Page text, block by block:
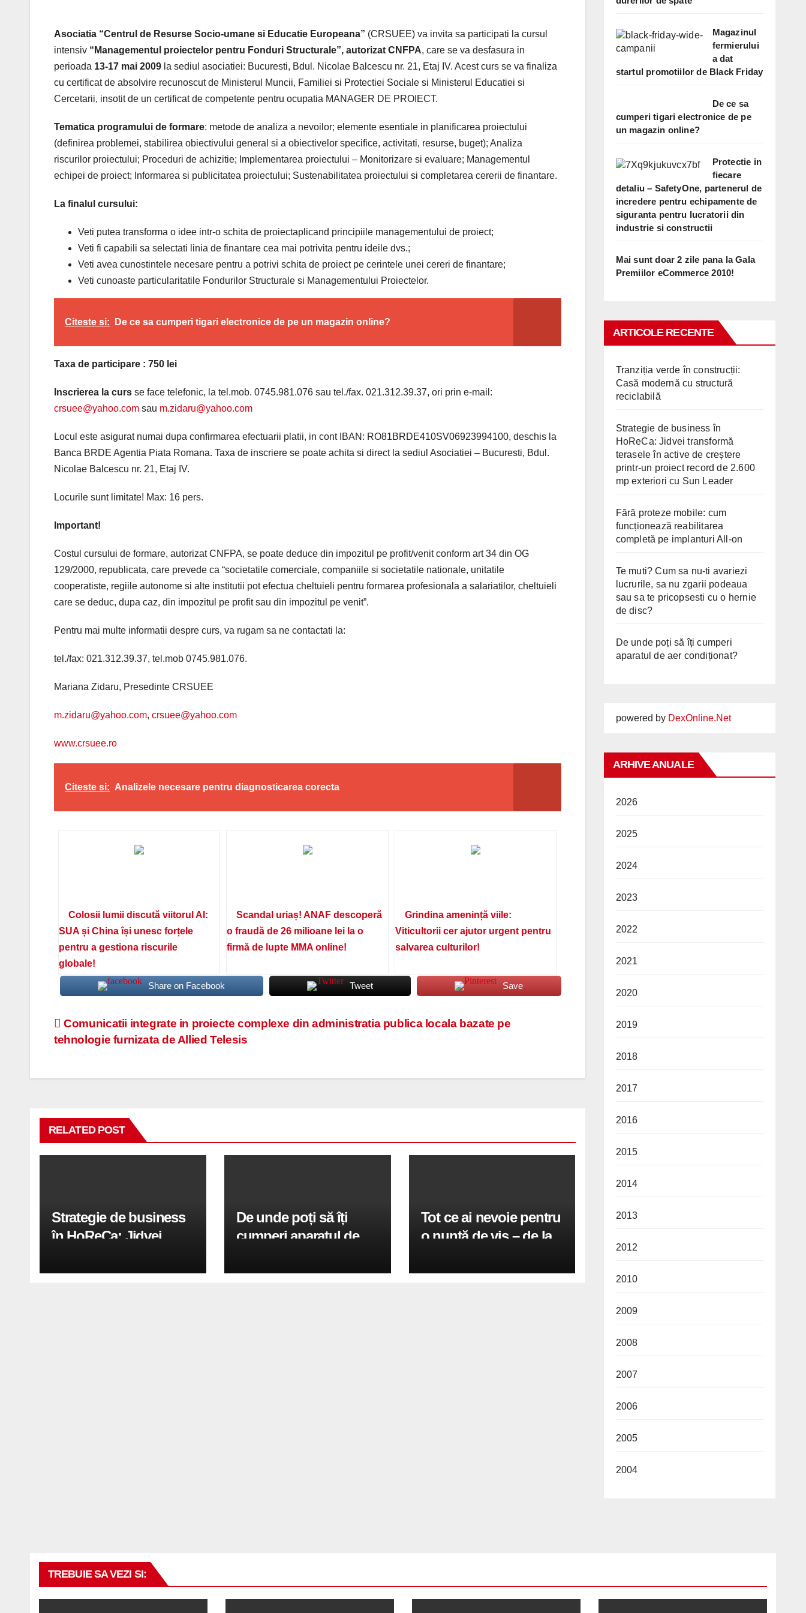
Asociatia “Centrul de Resurse Socio-umane si Educatie Europeana” (CRSUEE) va invita sa participati la cursul
intensiv “Managementul proiectelor pentru Fonduri Structurale”, autorizat CNFPA, care se va desfasura in
perioada 13-17 mai 2009 la sediul asociatiei: Bucuresti, Bdul. Nicolae Balcescu nr. 21, Etaj IV. Acest curs se va finaliza
cu certificat de absolvire recunoscut de Ministerul Muncii, Familiei si Protectiei Sociale si Ministerul Educatiei si
Cercetarii, insotit de un certificat de competente pentru ocupatia MANAGER DE PROIECT.
Tematica programului de formare: metode de analiza a nevoilor; elemente esentiale in planificarea proiectului
(definirea problemei, stabilirea obiectivului general si a obiectivelor specifice, activitati, resurse, buget); Analiza
riscurilor proiectului; Proceduri de achizitie; Implementarea proiectului – Monitorizare si evaluare; Managementul
echipei de proiect; Informarea si publicitatea proiectului; Sustenabilitatea proiectului si completarea cererii de finantare.
La finalul cursului:
Veti putea transforma o idee intr-o schita de proiectaplicand principiile managementului de proiect;
Veti fi capabili sa selectati linia de finantare cea mai potrivita pentru ideile dvs.;
Veti avea cunostintele necesare pentru a potrivi schita de proiect pe cerintele unei cereri de finantare;
Veti cunoaste particularitatile Fondurilor Structurale si Managementului Proiectelor.
Citeste si: De ce sa cumperi tigari electronice de pe un magazin online?
Taxa de participare : 750 lei
Inscrierea la curs se face telefonic, la tel.mob. 0745.981.076 sau tel./fax. 021.312.39.37, ori prin e-mail:
crsuee@yahoo.com sau m.zidaru@yahoo.com
Locul este asigurat numai dupa confirmarea efectuarii platii, in cont IBAN: RO81BRDE410SV06923994100, deschis la
Banca BRDE Agentia Piata Romana. Taxa de inscriere se poate achita si direct la sediul Asociatiei – Bucuresti, Bdul.
Nicolae Balcescu nr. 21, Etaj IV.
Locurile sunt limitate! Max: 16 pers.
Important!
Costul cursului de formare, autorizat CNFPA, se poate deduce din impozitul pe profit/venit conform art 34 din OG
129/2000, republicata, care prevede ca “societatile comerciale, companiile si societatile nationale, unitatile
cooperatiste, regiile autonome si alte institutii pot efectua cheltuieli pentru formarea profesionala a salariatilor, cheltuieli
care se deduc, dupa caz, din impozitul pe profit sau din impozitul pe venit”.
Pentru mai multe informatii despre curs, va rugam sa ne contactati la:
tel./fax: 021.312.39.37, tel.mob 0745.981.076.
Mariana Zidaru, Presedinte CRSUEE
m.zidaru@yahoo.com, crsuee@yahoo.com
www.crsuee.ro
Citeste si: Analizele necesare pentru diagnosticarea corecta
Colosii lumii discută viitorul AI:
SUA și China își unesc forțele
pentru a gestiona riscurile
globale!
Scandal uriaș! ANAF descoperă
o fraudă de 26 milioane lei la o
firmă de lupte MMA online!
Grindina amenință viile:
Viticultorii cer ajutor urgent pentru
salvarea culturilor!
Share on Facebook Tweet Save
Navigare
articole
Comunicatii integrate in proiecte complexe din administratia publica locala bazate pe
tehnologie furnizata de Allied Telesis
RELATED POST
Strategie de business
în HoReCa: Jidvei
active de creștere
De unde poți să îți
cumperi aparatul de
Tot ce ai nevoie pentru
o nuntă de vis – de la
video perfecte
Magazinul
fermierului
a dat
startul promotiilor de Black Friday
De ce sa
cumperi tigari electronice de pe
un magazin online?
Protectie in
fiecare
detaliu – SafetyOne, partenerul de
incredere pentru echipamente de
siguranta pentru lucratorii din
industrie si constructii
Mai sunt doar 2 zile pana la Gala
Premiilor eCommerce 2010!
ARTICOLE RECENTE
Tranziția verde în construcții:
Casă modernă cu structură
reciclabilă
Strategie de business în
HoReCa: Jidvei transformă
terasele în active de creștere
printr-un proiect record de 2.600
mp exteriori cu Sun Leader
Fără proteze mobile: cum
funcționează reabilitarea
completă pe implanturi All-on
Te muti? Cum sa nu-ti avariezi
lucrurile, sa nu zgarii podeaua
sau sa te pricopsesti cu o hernie
de disc?
De unde poți să îți cumperi
aparatul de aer condiționat?
powered by DexOnline.Net
ARHIVE ANUALE
2026
2025
2024
2023
2022
2021
2020
2019
2018
2017
2016
2015
2014
2013
2012
2010
2009
2008
2007
2006
2005
2004
TREBUIE SA VEZI SI: